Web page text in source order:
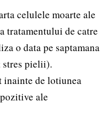
celulele moarte ale
tratamentului de catre
o data pe saptamana
stres pielii).
inainte de lotiunea
ale